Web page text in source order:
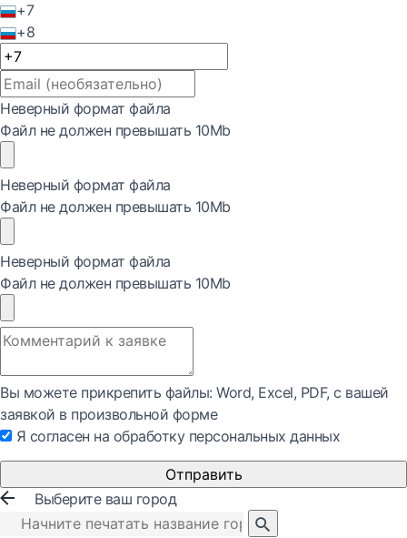
+7
+8
Неверный формат файла
Файл не должен превышать 10Mb
Неверный формат файла
Файл не должен превышать 10Mb
Неверный формат файла
Файл не должен превышать 10Mb
Вы можете прикрепить файлы: Word, Exсel, PDF, с вашей
заявкой в произвольной форме
Я согласен на обработку персональных данных
Отправить
Выберите ваш город